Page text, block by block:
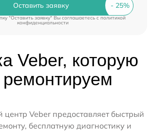
Оставить заявку
"Оставить заявку" Вы соглашаетесь cполитикой
конфиденциальности
Veber, которую
Veber предоставляет быстрый
бесплатную диагностику и